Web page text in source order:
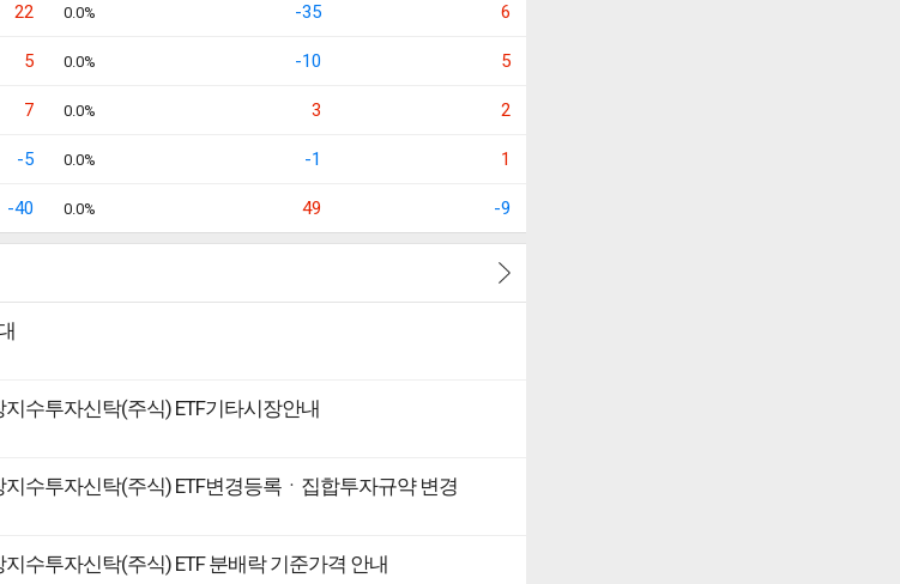
22 0.0% -35 6
5 0.0% -10 5
7 0.0% 3 2
-5 0.0% -1 1
-40 0.0% 49 -9
수투자신탁(주식) ETF기타시장안내
지수투자신탁(주식) ETF변경등록ㆍ집합투자규약 변경
수투자신탁(주식) ETF 분배락 기준가격 안내